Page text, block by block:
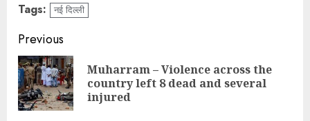
Tags: नई दिल्ली
Continue
Reading
Previous
Muharram – Violence across the
country left 8 dead and several
injured